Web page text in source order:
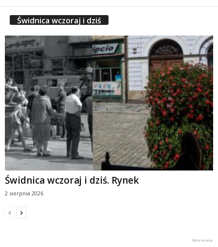
Świdnica wczoraj i dziś
Świdnica wczoraj i dziś. Rynek
2 sierpnia 2026